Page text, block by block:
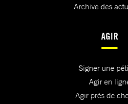
Archive des
AGIR
Signer une
Agir en
Agir près de